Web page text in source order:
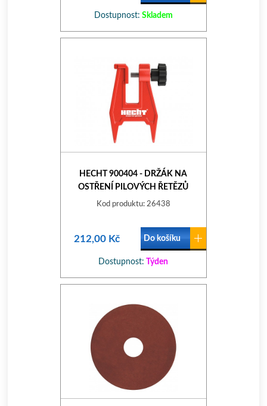
Dostupnost: Skladem
HECHT 900404 - DRŽÁK NA
OSTŘENÍ PILOVÝCH ŘETĚZŮ
Kod produktu: 26438
212,00 Kč Do košíku
Dostupnost: Týden